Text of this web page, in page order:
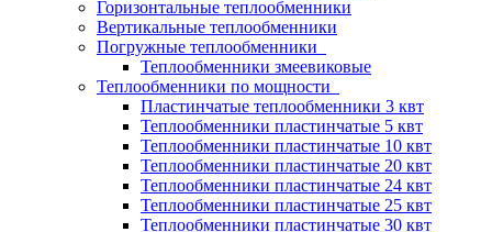
Горизонтальные теплообменники
Вертикальные теплообменники
Погружные теплообменники
Теплообменники змеевиковые
Теплообменники по мощности
Пластинчатые теплообменники 3 квт
Теплообменники пластинчатые 5 квт
Теплообменники пластинчатые 10 квт
Теплообменники пластинчатые 20 квт
Теплообменники пластинчатые 24 квт
Теплообменники пластинчатые 25 квт
Теплообменники пластинчатые 30 квт